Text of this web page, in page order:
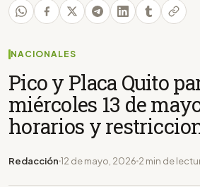
NACIONALES
Pico y Placa Quito
miércoles 13 de
horarios y
Redacción 12 de mayo, 2026 2 min de